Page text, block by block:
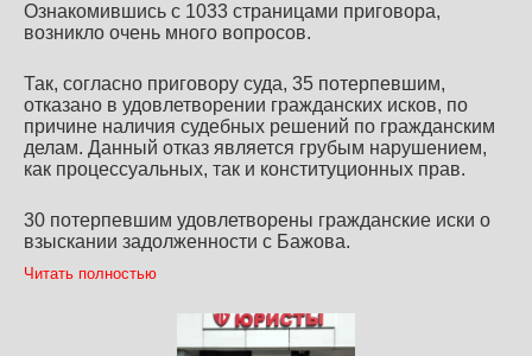
Ознакомившись с 1033 страницами приговора,
возникло очень много вопросов.
Так, согласно приговору суда, 35 потерпевшим,
отказано в удовлетворении гражданских исков, по
причине наличия судебных решений по гражданским
делам. Данный отказ является грубым нарушением,
как процессуальных, так и конституционных прав.
30 потерпевшим удовлетворены гражданские иски о
взыскании задолженности с Бажова.
Читать полностью